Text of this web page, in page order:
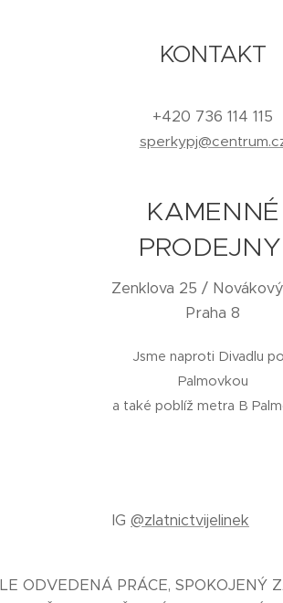
KONTAKT
+420 736 114 115
KAMENNÉ
PRODEJNY
Zenklova 25 /
Praha 8
Jsme naproti Divadlu
Palmovkou
a také poblíž metra B
IG @zlatnictvijelinek
ODVEDENÁ PRÁCE, SPOKOJENÝ